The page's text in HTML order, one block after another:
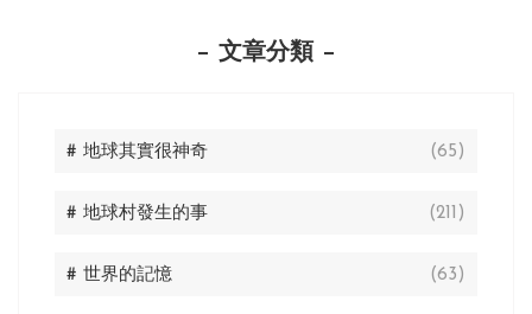
文章分類
# 地球其實很神奇 (65)
# 地球村發生的事 (211)
# 世界的記憶 (63)